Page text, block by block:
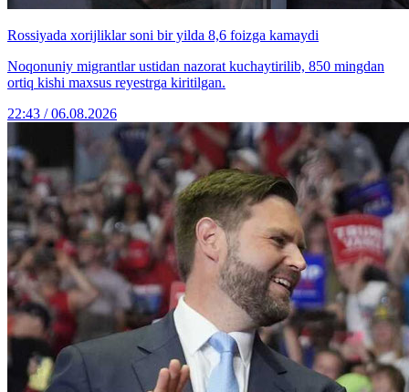
Rossiyada xorijliklar soni bir yilda 8,6 foizga kamaydi
Noqonuniy migrantlar ustidan nazorat kuchaytirilib, 850 mingdan
ortiq kishi maxsus reyestrga kiritilgan.
22:43 / 06.08.2026